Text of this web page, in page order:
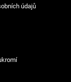
údajů